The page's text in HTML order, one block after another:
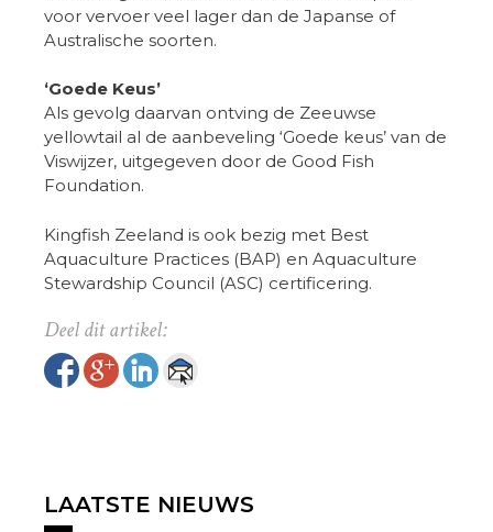
voor vervoer veel lager dan de Japanse of
Australische soorten.
‘Goede Keus’
Als gevolg daarvan ontving de Zeeuwse
yellowtail al de aanbeveling ‘Goede keus’ van de
Viswijzer, uitgegeven door de Good Fish
Foundation.
Kingfish Zeeland is ook bezig met Best
Aquaculture Practices (BAP) en Aquaculture
Stewardship Council (ASC) certificering.
LAATSTE NIEUWS